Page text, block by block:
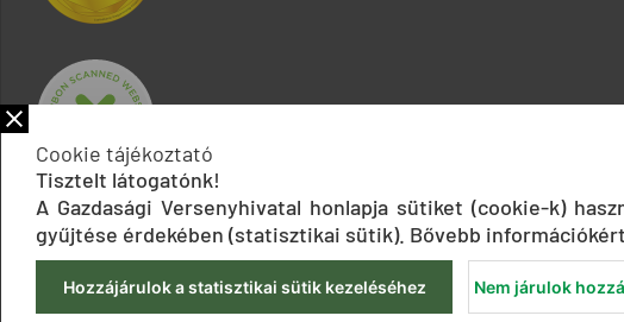
Cookie tájékoztató
Tisztelt látogatónk!
A Gazdasági Versenyhivatal honlapja sütiket (cookie-k)
gyűjtése érdekében (statisztikai sütik). Bővebb
Hozzájárulok a statisztikai sütik kezeléséhez Nem járulok